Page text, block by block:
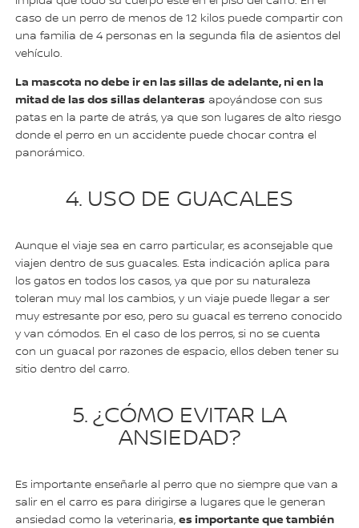
caso de un perro de menos de 12 kilos puede compartir con
una familia de 4 personas en la segunda fila de asientos del
vehículo.
La mascota no debe ir en las sillas de adelante, ni en la
mitad de las dos sillas delanteras apoyándose con sus
patas en la parte de atrás, ya que son lugares de alto riesgo
donde el perro en un accidente puede chocar contra el
panorámico.
4. USO DE GUACALES
Aunque el viaje sea en carro particular, es aconsejable que
viajen dentro de sus guacales. Esta indicación aplica para
los gatos en todos los casos, ya que por su naturaleza
toleran muy mal los cambios, y un viaje puede llegar a ser
muy estresante por eso, pero su guacal es terreno conocido
y van cómodos. En el caso de los perros, si no se cuenta
con un guacal por razones de espacio, ellos deben tener su
sitio dentro del carro.
5. ¿CÓMO EVITAR LA
ANSIEDAD?
Es importante enseñarle al perro que no siempre que van a
salir en el carro es para dirigirse a lugares que le generan
ansiedad como la veterinaria,es importante que también